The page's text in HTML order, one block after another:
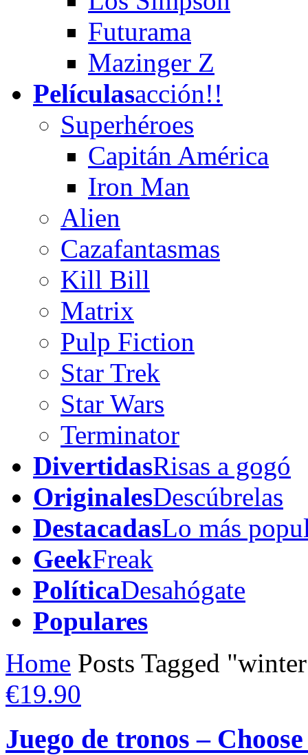
Futurama
Mazinger Z
Películasacción!!
Superhéroes
Capitán América
Iron Man
Alien
Cazafantasmas
Kill Bill
Matrix
Pulp Fiction
Star Trek
Star Wars
Terminator
DivertidasRisas a gogó
OriginalesDescúbrelas
DestacadasLo más
GeekFreak
PolíticaDesahógate
Populares
Home Posts Tagged
€19.90
Juego de tronos –